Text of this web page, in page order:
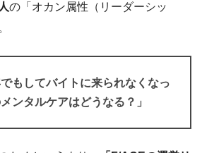
の「オカン属性（リーダーシッ
でもしてバイトに来られなくなっ
ンタルケアはどうなる？」